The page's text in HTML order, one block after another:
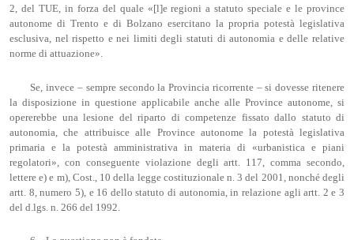
2, del TUE, in forza del quale «[l]e regioni a statuto speciale e le province
autonome di Trento e di Bolzano esercitano la propria potestà legislativa
esclusiva, nel rispetto e nei limiti degli statuti di autonomia e delle relative
norme di attuazione».
Se, invece – sempre secondo la Provincia ricorrente – si dovesse ritenere
la disposizione in questione applicabile anche alle Province autonome, si
opererebbe una lesione del riparto di competenze fissato dallo statuto di
autonomia, che attribuisce alle Province autonome la potestà legislativa
primaria e la potestà amministrativa in materia di «urbanistica e piani
regolatori», con conseguente violazione degli artt. 117, comma secondo,
lettere e) e m), Cost., 10 della legge costituzionale n. 3 del 2001, nonché degli
artt. 8, numero 5), e 16 dello statuto di autonomia, in relazione agli artt. 2 e 3
del d.lgs. n. 266 del 1992.